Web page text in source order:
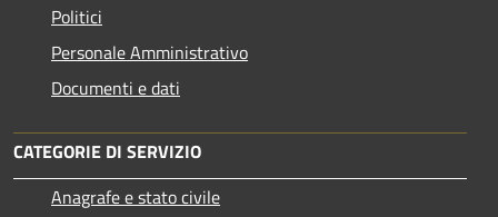
Politici
Personale Amministrativo
Documenti e dati
CATEGORIE DI SERVIZIO
Anagrafe e stato civile